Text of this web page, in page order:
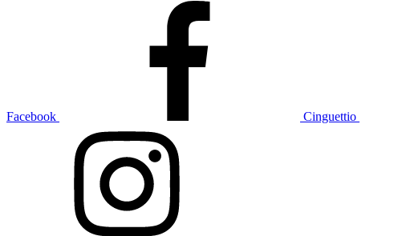
Facebook Cinguettio